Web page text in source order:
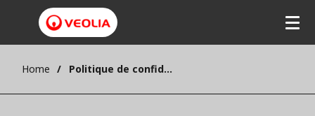
Home Politique de confidentialité